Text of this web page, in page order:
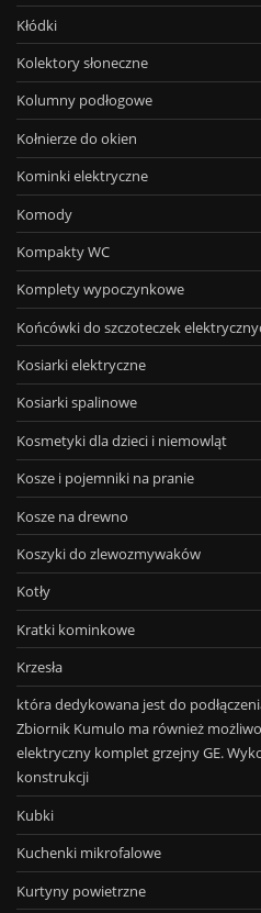
Kłódki
Kolektory słoneczne
Kolumny podłogowe
Kołnierze do okien
Kominki elektryczne
Komody
Kompakty WC
Komplety wypoczynkowe
Końcówki do szczoteczek
Kosiarki elektryczne
Kosiarki spalinowe
Kosmetyki dla dzieci i niemowląt
Kosze i pojemniki na pranie
Kosze na drewno
Koszyki do zlewozmywaków
Kotły
Kratki kominkowe
Krzesła
która dedykowana jest do
Zbiornik Kumulo ma również
elektryczny komplet grzejny GE.
konstrukcji
Kubki
Kuchenki mikrofalowe
Kurtyny powietrzne